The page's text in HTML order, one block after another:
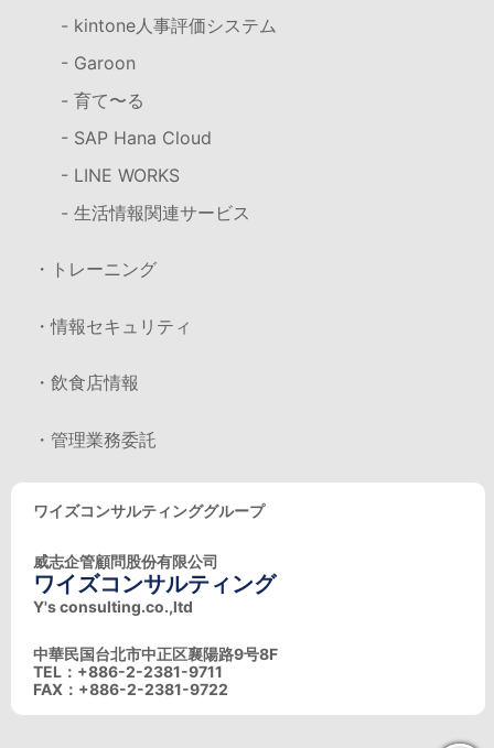
- kintone人事評価システム
- Garoon
- 育て〜る
- SAP Hana Cloud
- LINE WORKS
- 生活情報関連サービス
・トレーニング
・情報セキュリティ
・飲食店情報
・管理業務委託
ワイズコンサルティンググループ
威志企管顧問股份有限公司
ワイズコンサルティング
Y's consulting.co.,ltd
中華民国台北市中正区襄陽路9号8F
TEL：+886-2-2381-9711
FAX：+886-2-2381-9722